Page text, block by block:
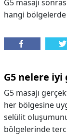
G5 masajı
hangi bölgelerde
G5 nelere iyi
G5 masajı
her bölgesine
selülit
bölgelerinde